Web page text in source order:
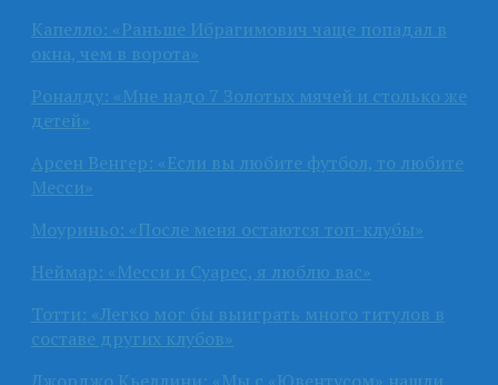
Капелло: «Раньше Ибрагимович чаще попадал в
окна, чем в ворота»
Роналду: «Мне надо 7 Золотых мячей и столько же
детей»
Арсен Венгер: «Если вы любите футбол, то любите
Месси»
Моуриньо: «После меня остаются топ-клубы»
Неймар: «Месси и Суарес, я люблю вас»
Тотти: «Легко мог бы выиграть много титулов в
составе других клубов»